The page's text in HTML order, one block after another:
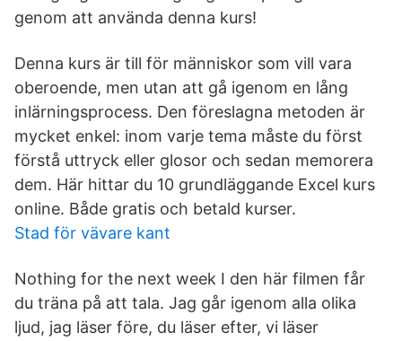
genom att använda denna kurs!
Denna kurs är till för människor som vill vara
oberoende, men utan att gå igenom en lång
inlärningsprocess. Den föreslagna metoden är
mycket enkel: inom varje tema måste du först
förstå uttryck eller glosor och sedan memorera
dem. Här hittar du 10 grundläggande Excel kurs
online. Både gratis och betald kurser.
Stad för vävare kant
Nothing for the next week I den här filmen får
du träna på att tala. Jag går igenom alla olika
ljud, jag läser före, du läser efter, vi läser